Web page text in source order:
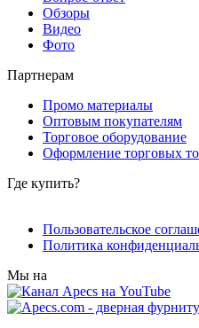
Обзоры
Видео
Фото
Партнерам
Промо материалы
Оптовым покупателям
Торговое оборудование
Оформление торговых
Где купить?
Пользовательское
Политика
Мы на